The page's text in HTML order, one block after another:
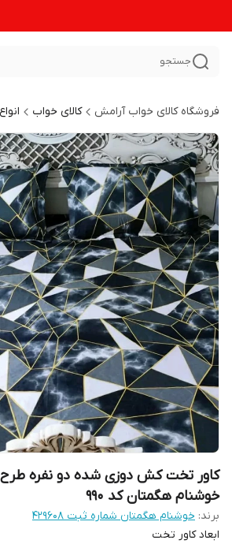
جستجو
فروشگاه کالای خواب آرامش کالای خواب
کاور تخت کش دوزی شده دو نفره
خوشنام هگمتان کد 990
برند: خوشنام هگمتان شماره ثبت ۴۲۹۶۰۸
ابعاد کاور تخت